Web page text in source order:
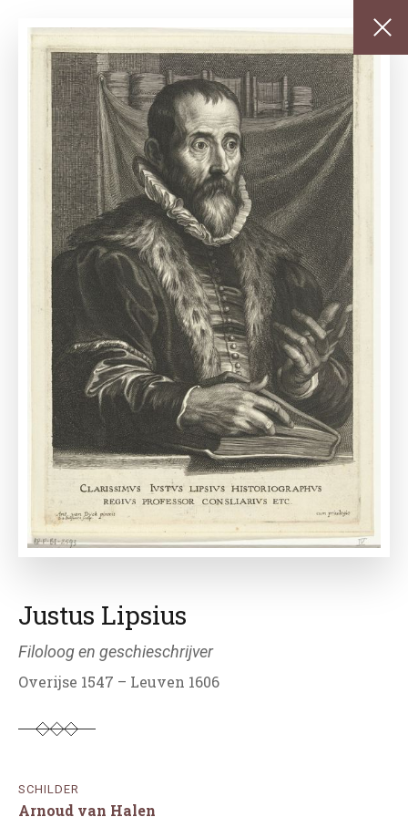
Justus Lipsius
Filoloog en geschieschrijver
Overijse 1547 – Leuven 1606
SCHILDER
Arnoud van Halen